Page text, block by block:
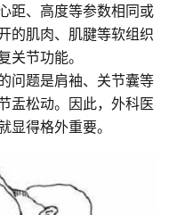
距、高度等参数相同或
的肌肉、肌腱等软组织
关节功能。
问题是肩袖、关节囊等
盂松动。因此，外科医
显得格外重要。